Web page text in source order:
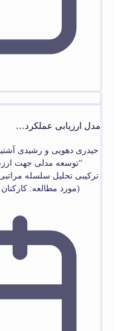
مدل ارزیابی عملکرد…
“توسعه مدلی جهت
ترکیبی تحلیل سلسله
(مورد مطالعه: